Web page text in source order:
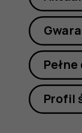
Profil